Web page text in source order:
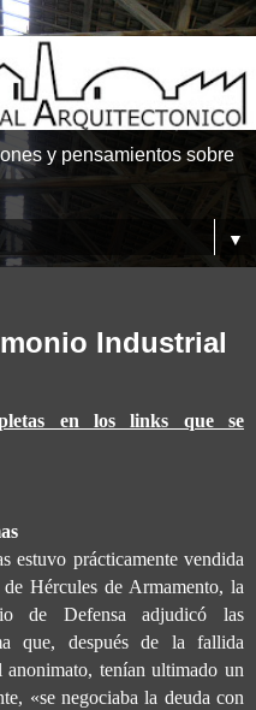
y pensamientos sobre
▼
Industrial
en los links que se
estuvo prácticamente vendida
Hércules de Armamento, la
de Defensa adjudicó las
que, después de la fallida
anonimato, tenían ultimado un
«se negociaba la deuda con